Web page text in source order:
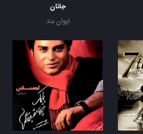
جانان
ایوان بند